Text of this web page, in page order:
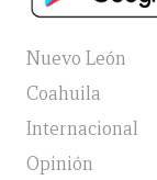
Nuevo León
Coahuila
Internacional
Opinión